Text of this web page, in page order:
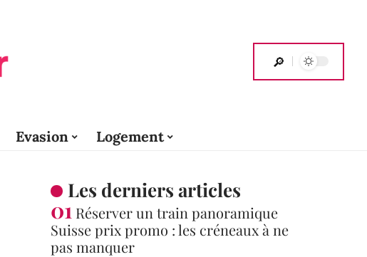
Evasion Logement
Les derniers articles
Réserver un train panoramique
Suisse prix promo : les créneaux à ne
pas manquer